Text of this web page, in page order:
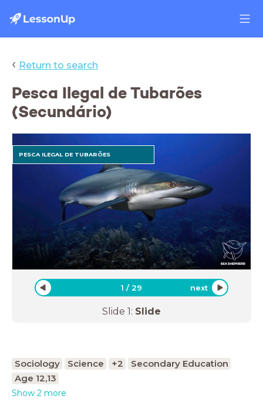
‹ Return to search
Pesca Ilegal de Tubarões
(Secundário)
PESCA ILEGAL DE TUBARÕES
1 /29 next
Slide 1: Slide
Sociology Science +2
Secondary Education
Age 12,13
Show 2 more